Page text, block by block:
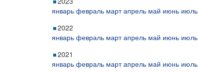
январь февраль март апрель май июнь июль
2022
январь февраль март апрель май июнь июль
2021
январь февраль март апрель май июнь июль